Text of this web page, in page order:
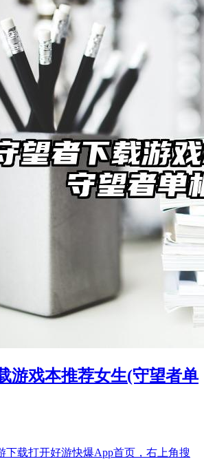
游戏本推荐女生(守望者单
下载打开好游快爆App首页，右上角搜